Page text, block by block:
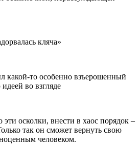
кляча»
какой-то особенно взъерошенный
во взгляде
осколки, внести в хаос порядок –
так он сможет вернуть свою
человеком.